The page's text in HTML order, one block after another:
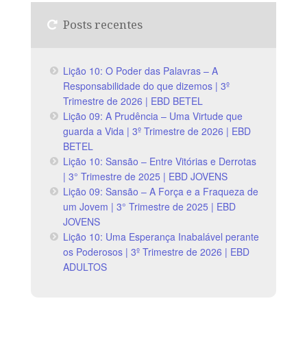
Posts recentes
Lição 10: O Poder das Palavras – A
Responsabilidade do que dizemos | 3º
Trimestre de 2026 | EBD BETEL
Lição 09: A Prudência – Uma Virtude que
guarda a Vida | 3º Trimestre de 2026 | EBD
BETEL
Lição 10: Sansão – Entre Vitórias e Derrotas
| 3° Trimestre de 2025 | EBD JOVENS
Lição 09: Sansão – A Força e a Fraqueza de
um Jovem | 3° Trimestre de 2025 | EBD
JOVENS
Lição 10: Uma Esperança Inabalável perante
os Poderosos | 3º Trimestre de 2026 | EBD
ADULTOS